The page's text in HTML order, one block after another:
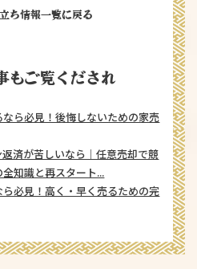
ち情報一覧に戻る
もご覧くだされ
ら必見！後悔しないための家売
済が苦しいなら｜任意売却で競
知識と再スタート...
必見！高く・早く売るための完